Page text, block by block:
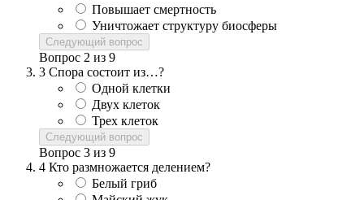
Повышает смертность
Уничтожает структуру биосферы
Следующий вопрос
Вопрос 2 из 9
3 Спора состоит из…?
Одной клетки
Двух клеток
Трех клеток
Следующий вопрос
Вопрос 3 из 9
4 Кто размножается делением?
Белый гриб